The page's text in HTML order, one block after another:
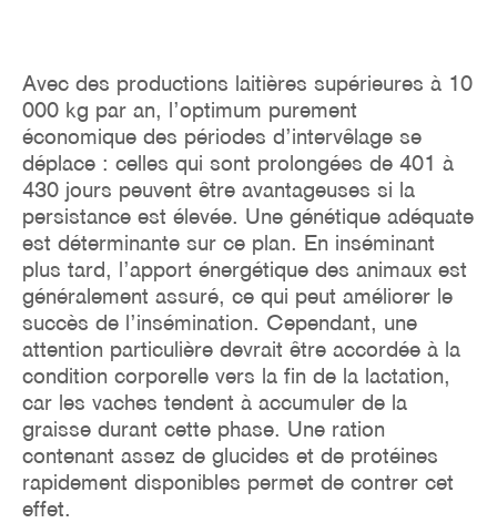
Avec des productions laitières supérieures à 10
000 kg par an, l’optimum purement
économique des périodes d’intervêlage se
déplace : celles qui sont prolongées de 401 à
430 jours peuvent être avantageuses si la
persistance est élevée. Une génétique adéquate
est déterminante sur ce plan. En inséminant
plus tard, l’apport énergétique des animaux est
généralement assuré, ce qui peut améliorer le
succès de l’insémination. Cependant, une
attention particulière devrait être accordée à la
condition corporelle vers la fin de la lactation,
car les vaches tendent à accumuler de la
graisse durant cette phase. Une ration
contenant assez de glucides et de protéines
rapidement disponibles permet de contrer cet
effet.